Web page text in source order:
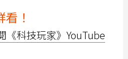
！
《科技玩家》YouTube